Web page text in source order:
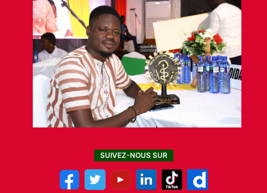
SUIVEZ-NOUS SUR